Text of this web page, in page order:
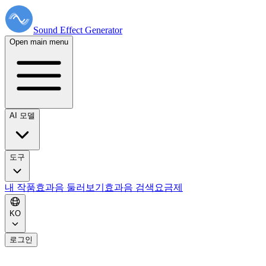
Sound Effect Generator
Open main menu
AI 모델
도구
내 작품효과음 둘러보기 효과음 검색 요금제
KO
로그인